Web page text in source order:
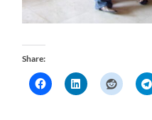
Share: